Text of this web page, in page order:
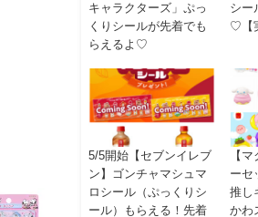
キャラクターズ」ぷっ
くりシールが先着でも
らえるよ♡
シー
♡【
5/5開始【セブンイレブ
ン】ゴンチャマシュマ
ロシール（ぷっくりシ
ール）もらえる！先着
【
ーセ
推し
かわ